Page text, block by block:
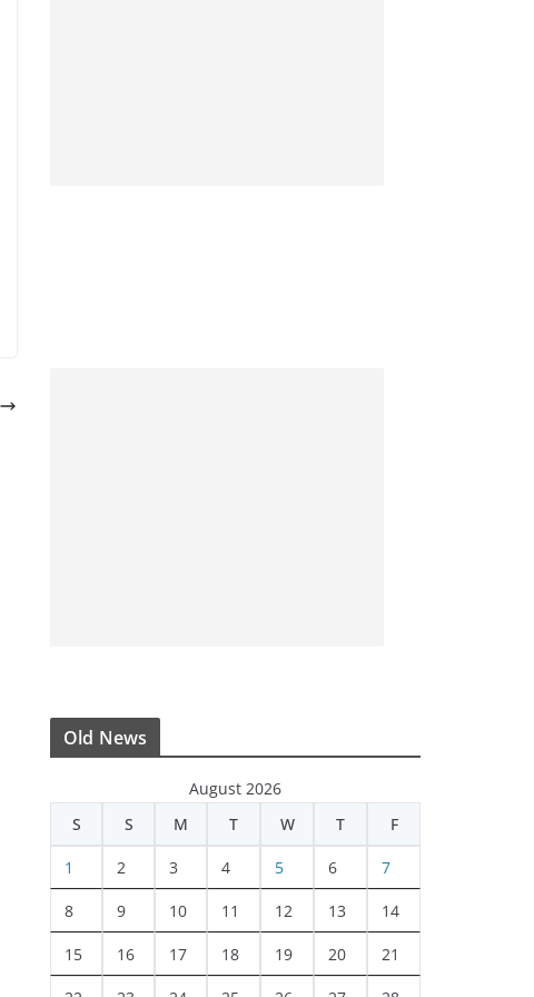
Old News
August 2026
S
S M T W T F
1 2 3 4 5 6 7
8 9 10 11 12 13 14
15 16 17 18 19 20 21